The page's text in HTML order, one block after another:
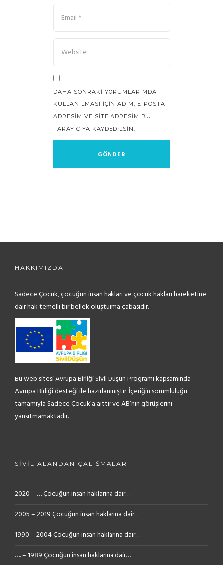
DAHA SONRAKI YORUMLARIMDA
KULLANILMASI IÇIN ADIM, E-POSTA
ADRESIM VE SITE ADRESIM BU
TARAYICIYA KAYDEDILSIN.
HAKKIMIZDA
Sadece Çocuk, çocuğun insan hakları ve çocuk hakları hareketine
dair hak temelli bir bellek oluşturma çabasıdır.
Bu web sitesi Avrupa Birliği Sivil Düşün Programı kapsamında
Avrupa Birliği desteği ile hazırlanmıştır. İçeriğin sorumluluğu
tamamıyla Sadece Çocuk’a aittir ve AB’nin görüşlerini
yansıtmamaktadır.
SIVIL ALANDAN ÇALIŞMALAR
2020 – … Çocuğun insan haklarına dair…
2005 – 2019 Çocuğun insan haklarına dair…
1990 – 2004 Çocuğun insan haklarına dair…
…. – 1989 Çocuğun insan haklarına dair…